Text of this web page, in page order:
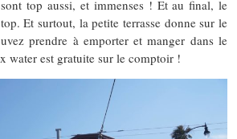
top aussi, et immenses ! Et au final, le
Et surtout, la petite terrasse donne sur le
prendre à emporter et manger dans le
water est gratuite sur le comptoir !